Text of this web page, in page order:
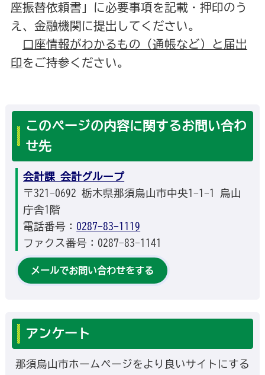
座振替依頼書」に必要事項を記載・押印のう
え、金融機関に提出してください。
口座情報がわかるもの（通帳など）と届出
印 をご持参ください。
このページの内容に関するお問い合わ
せ先
会計課 会計グループ
〒321-0692 栃木県那須烏山市中央1-1-1 烏山
庁舎1階
電話番号： 0287-83-1119
ファクス番号：0287-83-1141
メールでお問い合わせをする
アンケート
那須烏山市ホームページをより良いサイトにする